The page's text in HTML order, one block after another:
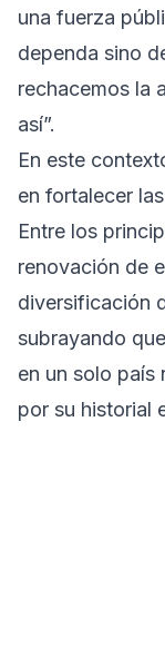
una fuerza
dependa sino
rechacemos la
así”.
En este
en fortalecer
Entre los
renovación de
diversificación
subrayando
en un solo país
por su historial